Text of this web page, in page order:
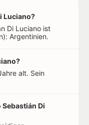
Luciano?
Di Luciano ist
Argentinien.
alt. Sein
Di